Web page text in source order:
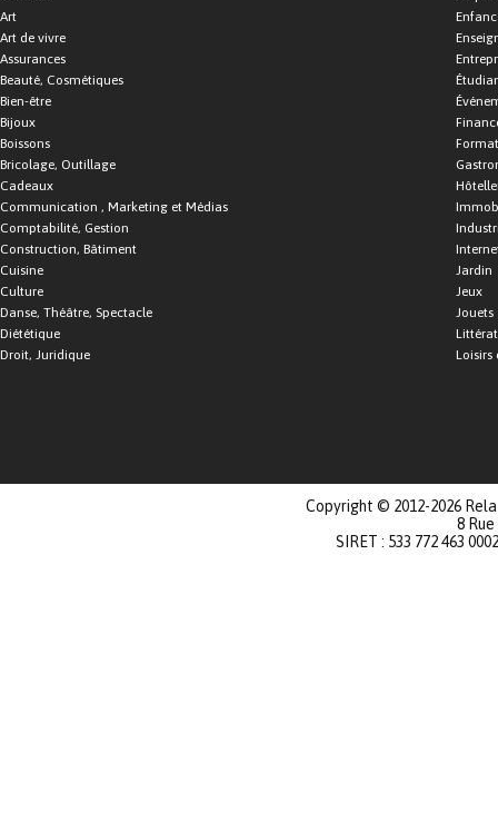
Art
Art de vivre
Assurances
Beauté, Cosmétiques
Bien-être
Bijoux
Boissons
Bricolage, Outillage
Cadeaux
Communication , Marketing et Médias
Comptabilité, Gestion
Construction, Bâtiment
Cuisine
Culture
Danse, Théâtre, Spectacle
Diététique
Droit, Juridique
Jardin
Jeux
Jouets
Loisirs
Copyright © 2012-2026
8
SIRET : 533 772 463